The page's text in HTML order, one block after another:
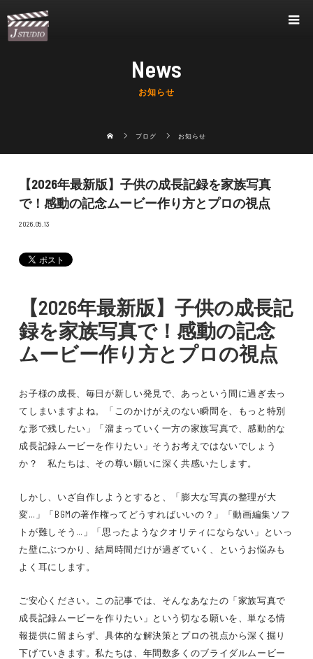
News
お知らせ
ブログ お知らせ
【2026年最新版】子供の成長記録を家族写真
で！感動の記念ムービー作り方とプロの視点
2026.05.13
【2026年最新版】子供の成長記
録を家族写真で！感動の記念
ムービー作り方とプロの視点
お子様の成長、毎日が新しい発見で、あっという間に過ぎ去っ
てしまいますよね。「このかけがえのない瞬間を、もっと特別
な形で残したい」「溜まっていく一方の家族写真で、感動的な
成長記録ムービーを作りたい」そうお考えではないでしょう
か？ 私たちは、その尊い願いに深く共感いたします。
しかし、いざ自作しようとすると、「膨大な写真の整理が大
変…」「BGMの著作権ってどうすればいいの？」「動画編集ソフ
トが難しそう…」「思ったようなクオリティにならない」といっ
た壁にぶつかり、結局時間だけが過ぎていく、というお悩みも
よく耳にします。
ご安心ください。この記事では、そんなあなたの「家族写真で
成長記録ムービーを作りたい」という切なる願いを、単なる情
報提供に留まらず、具体的な解決策とプロの視点から深く掘り
下げていきます。私たちは、年間数多くのブライダルムービー